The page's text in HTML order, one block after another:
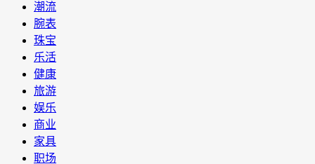
潮流
腕表
珠宝
乐活
健康
旅游
娱乐
商业
家具
职场